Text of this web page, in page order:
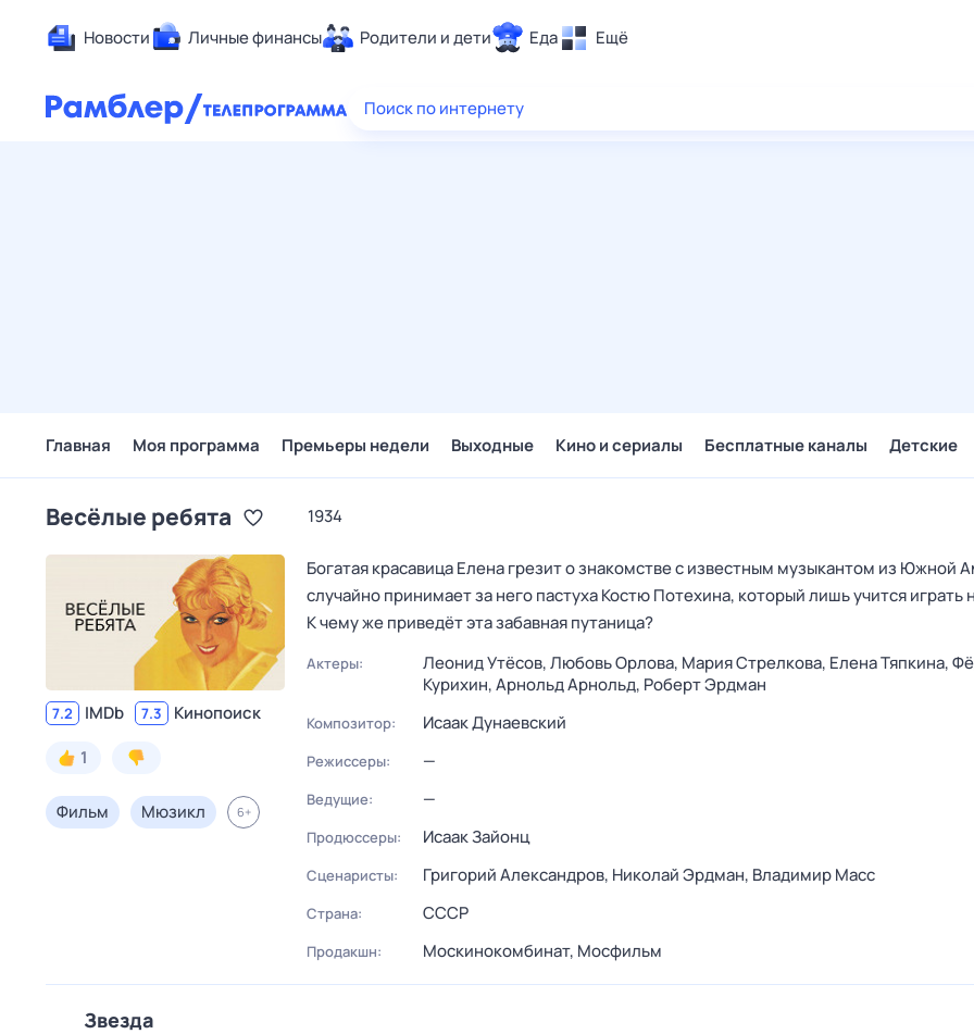
Новости Личные финансы Родители и дети Еда Ещё
Здоровье
Поиск по интернету
Главная Моя программа Премьеры недели Выходные Кино и сериалы Бесплатные каналы Детские
Весёлые ребята 1934
7.2 IMDb 7.3
Кинопоиск
1
Фильм Мюзикл 6+
Богатая красавица Елена грезит о знакомстве с известным музыкантом из Южной
случайно принимает за него пастуха Костю Потехина, который лишь учится играть
К чему же приведёт эта забавная путаница?
Актеры: Леонид Утёсов,Любовь Орлова, Мария Стрелкова, Елена Тяпкина,
Курихин,Арнольд Арнольд, Роберт Эрдман
Композитор: Исаак Дунаевский
Режиссеры: —
Ведущие: —
Продюссеры: Исаак Зайонц
Сценаристы: Григорий Александров, Николай Эрдман, Владимир Масс
Страна: СССР
Продакшн: Москинокомбинат, Мосфильм
Звезда